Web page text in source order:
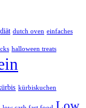
diät dutch oven einfaches
halloween treats
kürbiskuchen